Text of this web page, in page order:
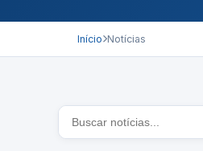
Início Notícias